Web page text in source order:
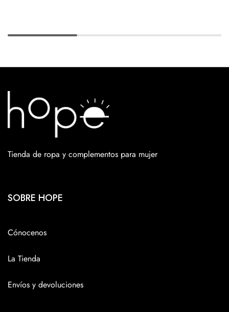
Tienda de ropa y complementos para mujer
SOBRE HOPE
Cónocenos
La Tienda
Envíos y devoluciones